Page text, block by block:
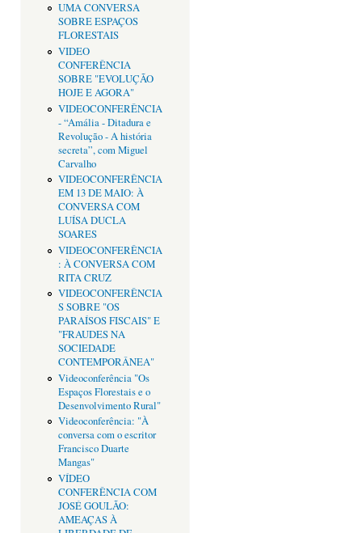
UMA CONVERSA
SOBRE ESPAÇOS
FLORESTAIS
VIDEO
CONFERÊNCIA
SOBRE "EVOLUÇÃO
HOJE E AGORA"
VIDEOCONFERÊNCIA
- “Amália - Ditadura e
Revolução - A história
secreta”, com Miguel
Carvalho
VIDEOCONFERÊNCIA
EM 13 DE MAIO: À
CONVERSA COM
LUÍSA DUCLA
SOARES
VIDEOCONFERÊNCIA
: À CONVERSA COM
RITA CRUZ
VIDEOCONFERÊNCIA
S SOBRE "OS
PARAÍSOS FISCAIS" E
"FRAUDES NA
SOCIEDADE
CONTEMPORÂNEA"
Videoconferência "Os
Espaços Florestais e o
Desenvolvimento Rural"
Videoconferência: "À
conversa com o escritor
Francisco Duarte
Mangas"
VÍDEO
CONFERÊNCIA COM
JOSÉ GOULÃO:
AMEAÇAS À